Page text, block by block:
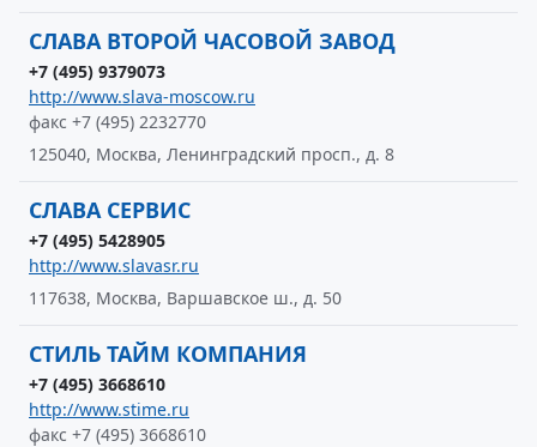
СЛАВА ВТОРОЙ ЧАСОВОЙ ЗАВОД
+7 (495) 9379073
http://www.slava-moscow.ru
факс +7 (495) 2232770
125040, Москва, Ленинградский просп., д. 8
СЛАВА СЕРВИС
+7 (495) 5428905
http://www.slavasr.ru
117638, Москва, Варшавское ш., д. 50
СТИЛЬ ТАЙМ КОМПАНИЯ
+7 (495) 3668610
http://www.stime.ru
факс +7 (495) 3668610